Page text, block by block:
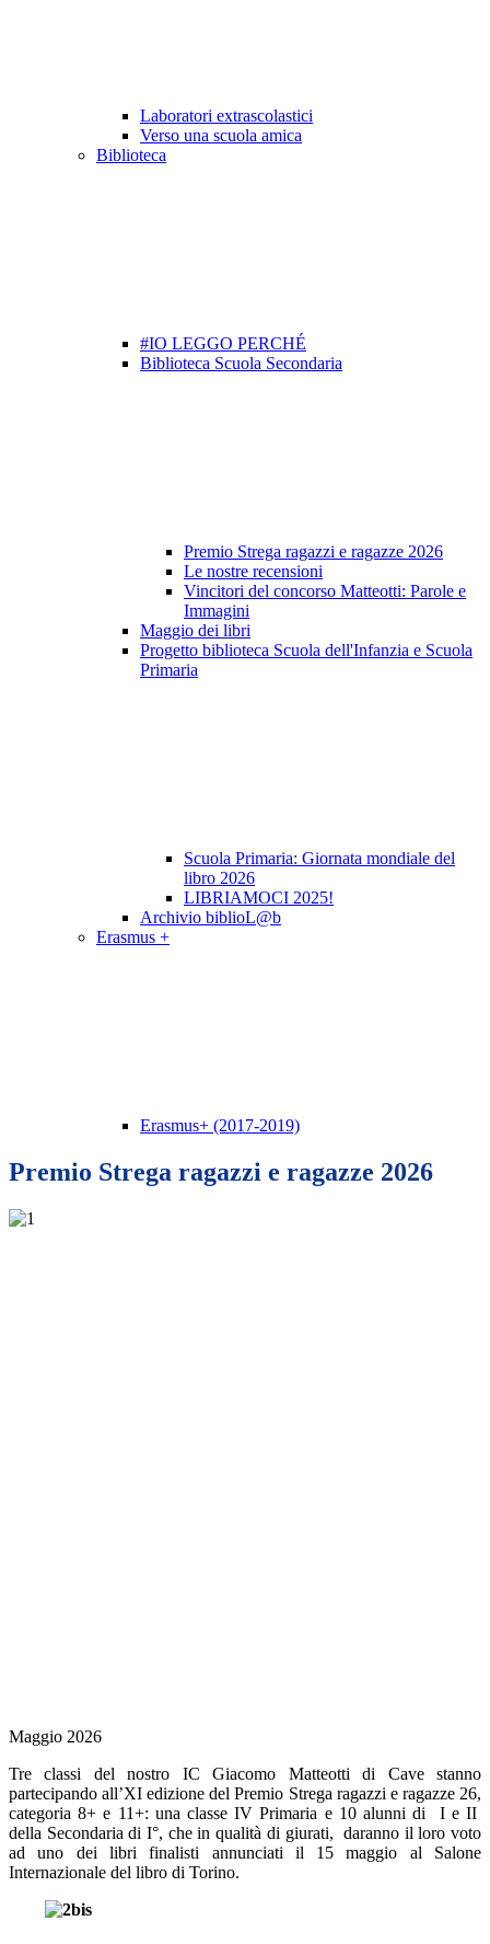
Laboratori extrascolastici
Verso una scuola amica
Biblioteca
#IO LEGGO PERCHÉ
Biblioteca Scuola Secondaria
Premio Strega ragazzi e ragazze 2026
Le nostre recensioni
Vincitori del concorso Matteotti: Parole e
Immagini
Maggio dei libri
Progetto biblioteca Scuola dell'Infanzia e Scuola
Primaria
Scuola Primaria: Giornata mondiale del
libro 2026
LIBRIAMOCI 2025!
Archivio biblioL@b
Erasmus +
Erasmus+ (2017-2019)
Premio Strega ragazzi e ragazze 2026
Maggio 2026
Tre classi del nostro IC Giacomo Matteotti di Cave stanno
partecipando all’XI edizione del Premio Strega ragazzi e ragazze 26,
categoria 8+ e 11+: una classe IV Primaria e 10 alunni di I e II
della Secondaria di I°, che in qualità di giurati, daranno il loro voto
ad uno dei libri finalisti annunciati il 15 maggio al Salone
Internazionale del libro di Torino.